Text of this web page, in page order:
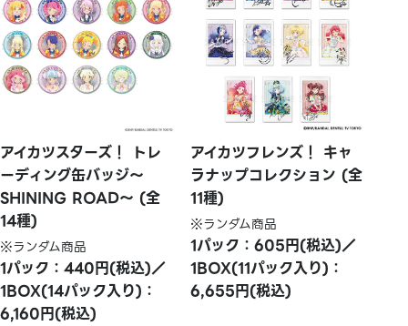
アイカツスターズ！ トレ
ーディング缶バッジ～
SHINING ROAD～ (全
14種)
※ランダム商品
1パック：440円(税込)／
1BOX(14パック入り)：
6,160円(税込)
アイカツフレンズ！ キャ
ラナップコレクション (全
11種)
※ランダム商品
1パック：605円(税込)／
1BOX(11パック入り)：
6,655円(税込)